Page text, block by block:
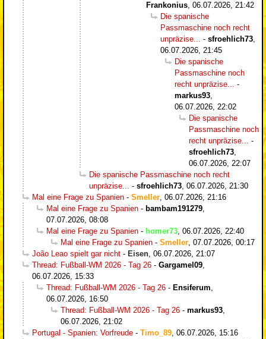
Frankonius, 06.07.2026, 21:42
Die spanische
Passmaschine noch recht
unpräzise... - sfroehlich73,
06.07.2026, 21:45
Die spanische
Passmaschine noch
recht unpräzise... -
markus93,
06.07.2026, 22:02
Die spanische
Passmaschine noch
recht unpräzise... -
sfroehlich73,
06.07.2026, 22:07
Die spanische Passmaschine noch recht
unpräzise... - sfroehlich73, 06.07.2026, 21:30
Mal eine Frage zu Spanien - Smeller, 06.07.2026, 21:16
Mal eine Frage zu Spanien - bambam191279,
07.07.2026, 08:08
Mal eine Frage zu Spanien - homer73, 06.07.2026, 22:40
Mal eine Frage zu Spanien - Smeller, 07.07.2026, 00:17
João Leao spielt gar nicht - Eisen, 06.07.2026, 21:07
Thread: Fußball-WM 2026 - Tag 26 - Gargamel09,
06.07.2026, 15:33
Thread: Fußball-WM 2026 - Tag 26 - Ensiferum,
06.07.2026, 16:50
Thread: Fußball-WM 2026 - Tag 26 - markus93,
06.07.2026, 21:02
Portugal - Spanien: Vorfreude - Timo_89, 06.07.2026, 15:16